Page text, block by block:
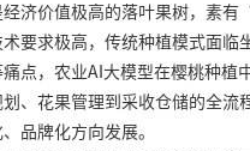
经济价值极高的落叶果树，素
要求极高，传统种植模式面临
痛点，农业AI大模型在樱桃种植
、花果管理到采收仓储的全流
品牌化方向发展。